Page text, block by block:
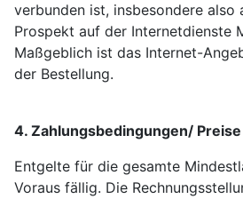
verbunden ist, insbesondere also
Prospekt auf der Internetdienste
Maßgeblich ist das Internet-
der Bestellung.
4. Zahlungsbedingungen/ Preise
Entgelte für die gesamte
Voraus fällig. Die